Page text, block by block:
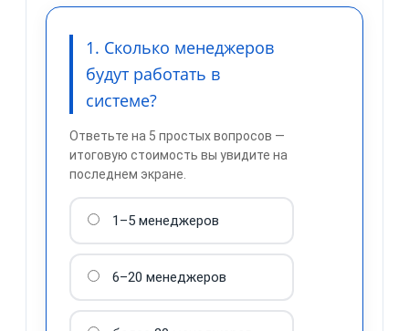
1. Сколько менеджеров
будут работать в
системе?
Ответьте на 5 простых вопросов —
итоговую стоимость вы увидите на
последнем экране.
1–5 менеджеров
6–20 менеджеров
обработку персональных